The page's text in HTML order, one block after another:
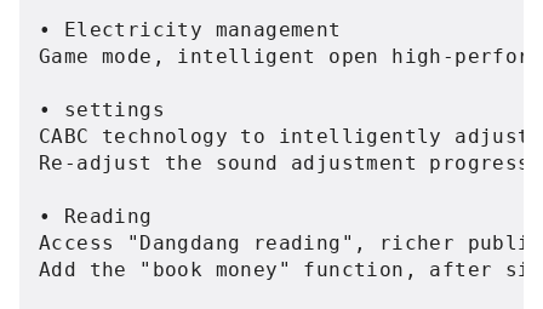
• Electricity management
Game mode, intelligent open high-
• settings
CABC technology to intelligently adjust
Re-adjust the sound adjustment
• Reading
Access "Dangdang reading", richer
Add the "book money" function, after